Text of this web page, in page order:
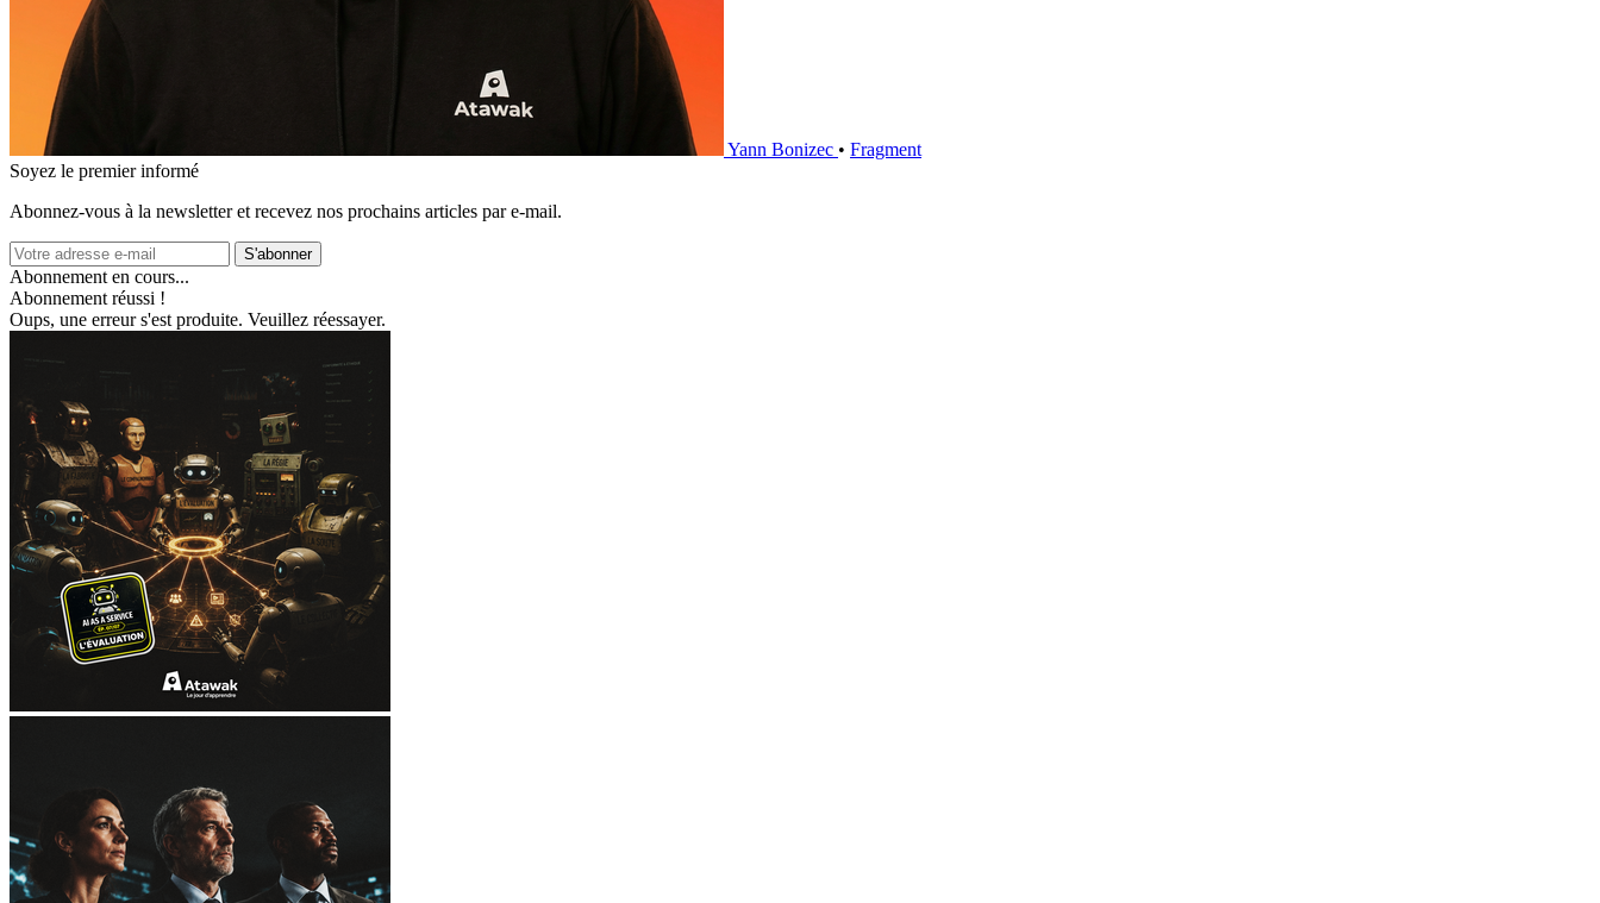
Yann Bonizec • Fragment
Soyez le premier informé
Abonnez‑vous à la newsletter et recevez nos prochains articles par e‑mail.
S'abonner
Abonnement en cours...
Abonnement réussi !
Oups, une erreur s'est produite. Veuillez réessayer.